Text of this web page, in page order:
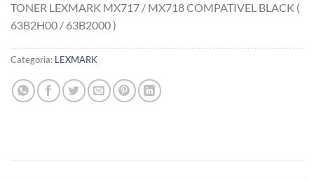
TONER LEXMARK MX717 / MX718 COMPATIVEL BLACK (
63B2H00 / 63B2000 )
Categoria: LEXMARK